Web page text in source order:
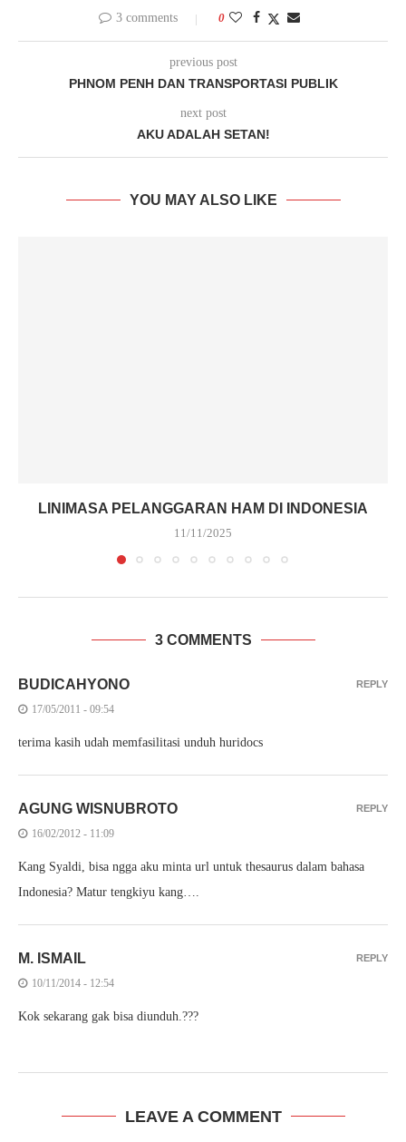
3 comments 0
previous post
PHNOM PENH DAN TRANSPORTASI PUBLIK
next post
AKU ADALAH SETAN!
YOU MAY ALSO LIKE
LINIMASA PELANGGARAN HAM DI INDONESIA
11/11/2025
3 COMMENTS
BUDICAHYONO
17/05/2011 - 09:54
terima kasih udah memfasilitasi unduh huridocs
REPLY
AGUNG WISNUBROTO
16/02/2012 - 11:09
Kang Syaldi, bisa ngga aku minta url untuk thesaurus dalam bahasa
Indonesia? Matur tengkiyu kang….
REPLY
M. ISMAIL
10/11/2014 - 12:54
Kok sekarang gak bisa diunduh.???
REPLY
LEAVE A COMMENT